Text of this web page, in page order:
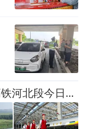
开通运营倒计时！雄商高铁河北段今日开始按图行车试验